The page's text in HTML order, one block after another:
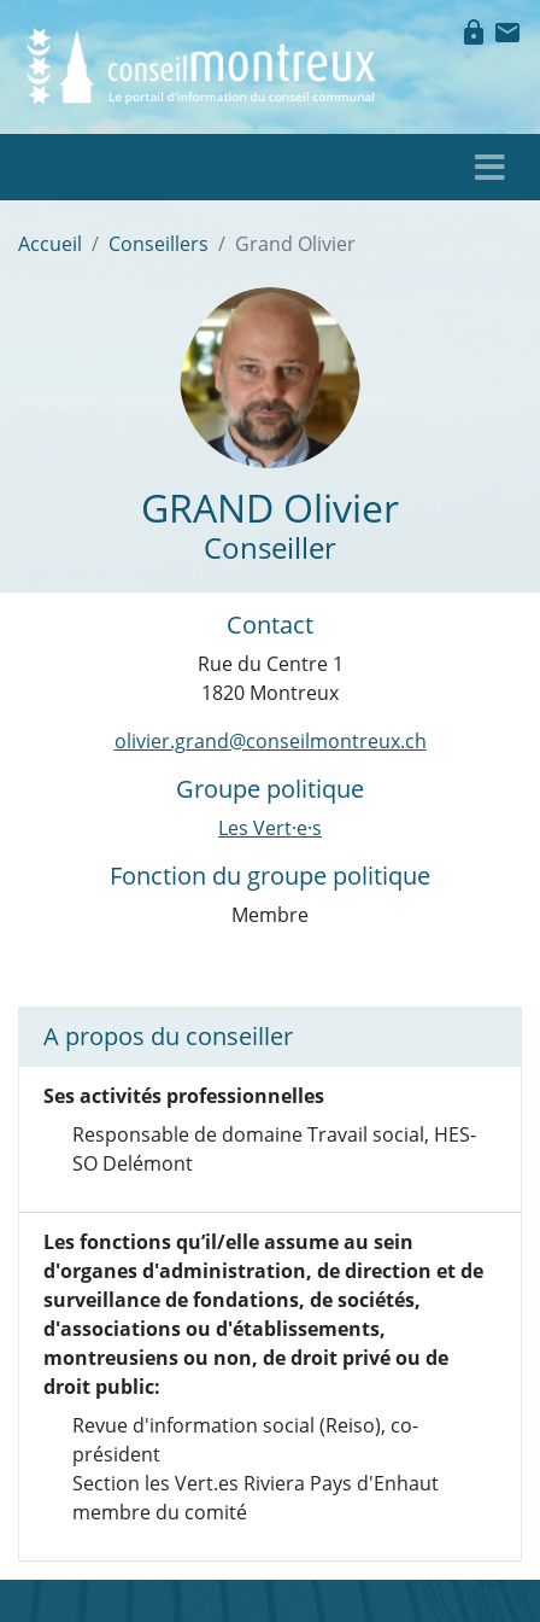
lock mail
Accueil Conseillers Grand Olivier
GRAND Olivier
Conseiller
Contact
Rue du Centre 1
1820 Montreux
olivier.grand@conseilmontreux.ch
Groupe politique
Les Vert·e·s
Fonction du groupe politique
Membre
A propos du conseiller
Ses activités professionnelles
Responsable de domaine Travail social, HES-
SO Delémont
Les fonctions qu’il/elle assume au sein
d'organes d'administration, de direction et de
surveillance de fondations, de sociétés,
d'associations ou d'établissements,
montreusiens ou non, de droit privé ou de
droit public:
Revue d'information social (Reiso), co-
président
Section les Vert.es Riviera Pays d'Enhaut
membre du comité